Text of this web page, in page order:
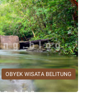
OBYEK WISATA BELITUNG